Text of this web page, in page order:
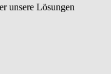
unsere Lösungen